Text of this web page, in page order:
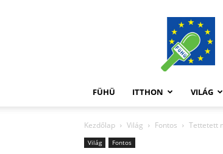
FüHü
FÜHÜ ITTHON VILÁG
Kezdőlap Világ Fontos Tettetett
Világ Fontos